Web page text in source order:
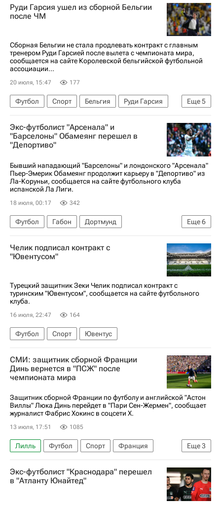
Гульельмо Викарио
Пари Сен-Жермен (ПСЖ)
Лига чемпионов УЕФА 2026-2027
Люка Шевалье
Руди Гарсия ушел из сборной Бельгии
после ЧМ
Сборная Бельгии не стала продлевать контракт с главным
тренером Руди Гарсией после вылета с чемпионата мира,
сообщается на сайте Королевской бельгийской футбольной
ассоциации...
20 июля, 15:47 177
Еще5
Футбол Спорт Бельгия
Руди Гарсия
Доменико Тедеско
ЧМ по футболу 2026
Наполи
Сент-Этьен Дижон
Экс-футболист "Арсенала" и
"Барселоны" Обамеянг перешел в
"Депортиво"
Бывший нападающий "Барселоны" и лондонского "Арсенала"
Пьер-Эмерик Обамеянг продолжит карьеру в "Депортиво" из
Ла-Коруньи, сообщается на сайте футбольного клуба
испанской Ла Лиги.
18 июля, 00:17 342
Еще6
Футбол Габон
Дортмунд
Пьер-Эмерик Обамеянг
Арсенал (Лондон)
Барселона
Депортиво (Ла-Корунья)
Челик подписал контракт с
"Ювентусом"
Турецкий защитник Зеки Челик подписал контракт с
туринским "Ювентусом", сообщается на сайте футбольного
клуба.
16 июля, 22:47 164
Футбол Спорт Ювентус
СМИ: защитник сборной Франции
Динь вернется в "ПСЖ" после
чемпионата мира
Защитник сборной Франции по футболу и английской "Астон
Виллы" Люка Динь перейдет в "Пари Сен-Жермен", сообщает
журналист Фабрис Хокинс в соцсети Х.
13 июля, 17:51 1085
Еще3
Лилль Футбол Спорт
Франция
Люка Динь
Астон Вилла
Пари Сен-Жермен (ПСЖ)
Экс-футболист "Краснодара" перешел
в "Атланту Юнайтед"